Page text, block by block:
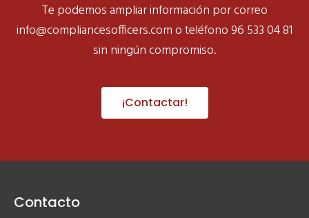
Te podemos ampliar información por correo
info@compliancesofficers.como teléfono 96 533 04 81
sin ningún compromiso.
¡Contactar!
Contacto